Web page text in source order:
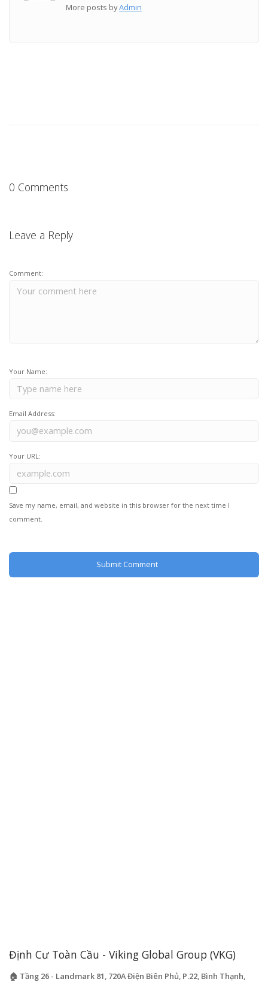
More posts byAdmin
0 Comments
Leave a Reply
Comment:
Your Name:
Email Address:
Your URL:
Save my name, email, and website in this browser for the next time I
comment.
Định Cư Toàn Cầu - Viking Global Group (VKG)
🏠 Tầng 26 - Landmark 81, 720A Điện Biên Phủ, P.22, Bình Thạnh,